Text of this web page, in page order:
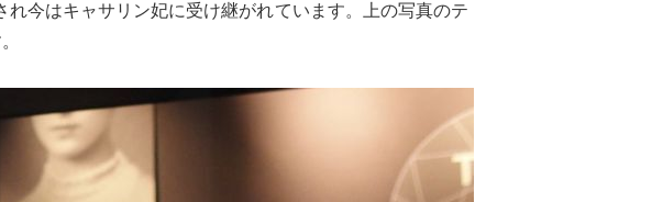
今はキャサリン妃に受け継がれています。上の写真のテ